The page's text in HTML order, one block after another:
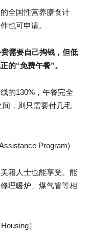
全国性营养膳食计
也可申请。
需要自己掏钱，但低
的“免费午餐”。
的130%，午餐完全
间，则只需要付几毛
Program)
籍人士也能享受。能
理暖炉、煤气管等相
）